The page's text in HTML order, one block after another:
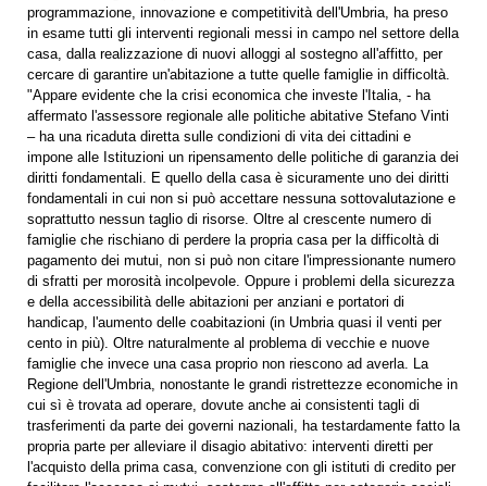
programmazione, innovazione e competitività dell'Umbria, ha preso
in esame tutti gli interventi regionali messi in campo nel settore della
casa, dalla realizzazione di nuovi alloggi al sostegno all'affitto, per
cercare di garantire un'abitazione a tutte quelle famiglie in difficoltà.
"Appare evidente che la crisi economica che investe l'Italia, - ha
affermato l'assessore regionale alle politiche abitative Stefano Vinti
– ha una ricaduta diretta sulle condizioni di vita dei cittadini e
impone alle Istituzioni un ripensamento delle politiche di garanzia dei
diritti fondamentali. E quello della casa è sicuramente uno dei diritti
fondamentali in cui non si può accettare nessuna sottovalutazione e
soprattutto nessun taglio di risorse. Oltre al crescente numero di
famiglie che rischiano di perdere la propria casa per la difficoltà di
pagamento dei mutui, non si può non citare l'impressionante numero
di sfratti per morosità incolpevole. Oppure i problemi della sicurezza
e della accessibilità delle abitazioni per anziani e portatori di
handicap, l'aumento delle coabitazioni (in Umbria quasi il venti per
cento in più). Oltre naturalmente al problema di vecchie e nuove
famiglie che invece una casa proprio non riescono ad averla. La
Regione dell'Umbria, nonostante le grandi ristrettezze economiche in
cui sì è trovata ad operare, dovute anche ai consistenti tagli di
trasferimenti da parte dei governi nazionali, ha testardamente fatto la
propria parte per alleviare il disagio abitativo: interventi diretti per
l'acquisto della prima casa, convenzione con gli istituti di credito per